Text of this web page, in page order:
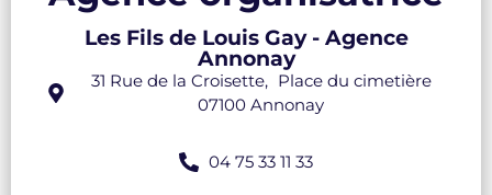
Les Fils de Louis Gay - Agence
Annonay
31 Rue de la Croisette, Place du cimetière
07100 Annonay
04 75 33 11 33